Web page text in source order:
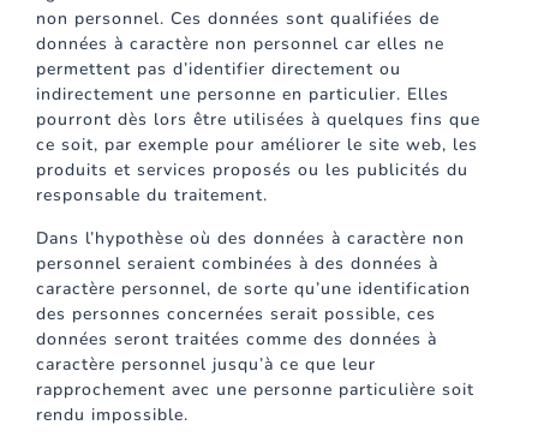
non personnel. Ces données sont qualifiées de
données à caractère non personnel car elles ne
permettent pas d’identifier directement ou
indirectement une personne en particulier. Elles
pourront dès lors être utilisées à quelques fins que
ce soit, par exemple pour améliorer le site web, les
produits et services proposés ou les publicités du
responsable du traitement.
Dans l’hypothèse où des données à caractère non
personnel seraient combinées à des données à
caractère personnel, de sorte qu’une identification
des personnes concernées serait possible, ces
données seront traitées comme des données à
caractère personnel jusqu’à ce que leur
rapprochement avec une personne particulière soit
rendu impossible.